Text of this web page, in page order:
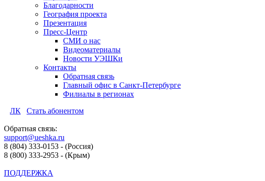
Благодарности
География проекта
Презентация
Пресс-Центр
СМИ о нас
Видеоматериалы
Новости УЭШКи
Контакты
Обратная связь
Главный офис в Санкт-Петербурге
Филиалы в регионах
ЛК
Стать абонентом
Обратная связь:
support@ueshka.ru
8 (804) 333-0153 - (Россия)
8 (800) 333-2953 - (Крым)
ПОДДЕРЖКА